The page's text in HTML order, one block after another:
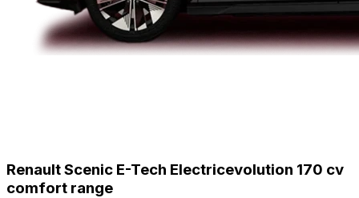
Renault Scenic E-Tech Electricevolution 170 cv
comfort range